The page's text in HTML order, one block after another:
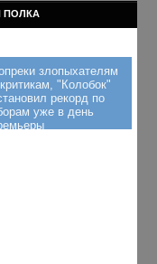
ПОЛКА
злопыхателям
"Колобок"
рекорд по
уже в день